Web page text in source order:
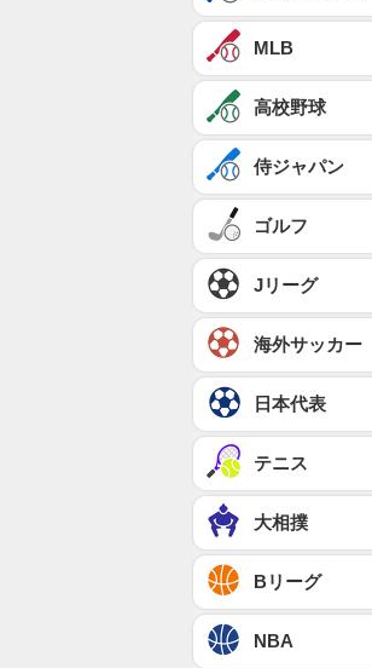
MLB
高校野球
侍ジャパン
ゴルフ
Jリーグ
海外サッカー
日本代表
テニス
大相撲
Bリーグ
NBA